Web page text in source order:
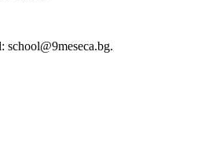
school@9meseca.bg.